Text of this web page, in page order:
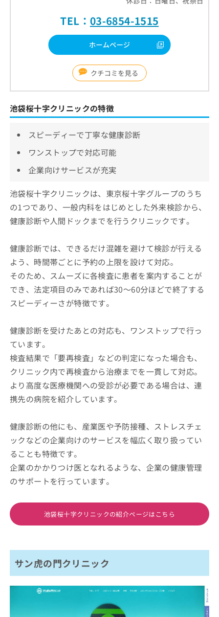
TEL： 03-6854-1515
ホームページ
クチコミを見る
池袋桜十字クリニックの特徴
スピーディーで丁寧な健康診断
ワンストップで対応可能
企業向けサービスが充実
池袋桜十字クリニックは、東京桜十字グループのうち
の1つであり、一般内科をはじめとした外来検診から、
健康診断や人間ドックまでを行うクリニックです。
健康診断では、できるだけ混雑を避けて検診が行える
よう、時間帯ごとに予約の上限を設けて対応。
そのため、スムーズに各検査に患者を案内することが
でき、法定項目のみであれば30～60分ほどで終了する
スピーディーさが特徴です。
健康診断を受けたあとの対応も、ワンストップで行っ
ています。
検査結果で「要再検査」などの判定になった場合も、
クリニック内で再検査から治療までを一貫して対応。
より高度な医療機関への受診が必要である場合は、連
携先の病院を紹介しています。
健康診断の他にも、産業医や予防接種、ストレスチェ
ックなどの企業向けのサービスを幅広く取り扱ってい
ることも特徴です。
企業のかかりつけ医となれるような、企業の健康管理
のサポートを行っています。
池袋桜十字クリニックの紹介ページはこちら
サン虎の門クリニック